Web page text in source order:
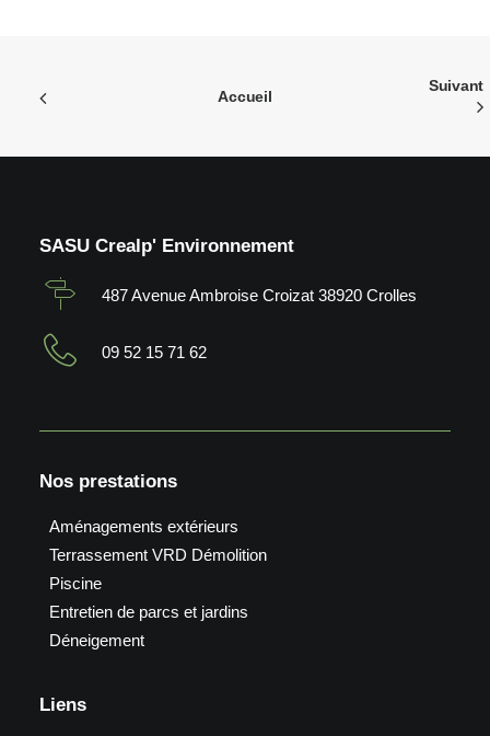
Accueil
Suivant
SASU Crealp' Environnement
487 Avenue Ambroise Croizat 38920 Crolles
09 52 15 71 62
Nos prestations
Aménagements extérieurs
Terrassement VRD Démolition
Piscine
Entretien de parcs et jardins
Déneigement
Liens